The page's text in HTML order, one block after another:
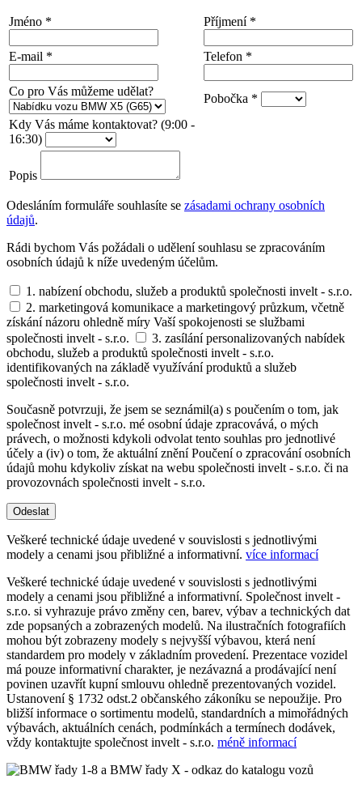
Jméno * Příjmení *
E-mail * Telefon *
Co pro Vás můžeme udělat?
Pobočka *
Kdy Vás máme kontaktovat? (9:00 -
16:30)
Popis
Odesláním formuláře souhlasíte se zásadami ochrany osobních
údajů.
Rádi bychom Vás požádali o udělení souhlasu se zpracováním
osobních údajů k níže uvedeným účelům.
1. nabízení obchodu, služeb a produktů společnosti invelt - s.r.o.
2. marketingová komunikace a marketingový průzkum, včetně
získání názoru ohledně míry Vaší spokojenosti se službami
společnosti invelt - s.r.o.
3. zasílání personalizovaných nabídek
obchodu, služeb a produktů společnosti invelt - s.r.o.
identifikovaných na základě využívání produktů a služeb
společnosti invelt - s.r.o.
Současně potvrzuji, že jsem se seznámil(a) s poučením o tom, jak
společnost invelt - s.r.o. mé osobní údaje zpracovává, o mých
právech, o možnosti kdykoli odvolat tento souhlas pro jednotlivé
účely a (iv) o tom, že aktuální znění Poučení o zpracování osobních
údajů mohu kdykoliv získat na webu společnosti invelt - s.r.o. či na
provozovnách společnosti invelt - s.r.o.
Odeslat
Veškeré technické údaje uvedené v souvislosti s jednotlivými
modely a cenami jsou přibližné a informativní. více informací
Veškeré technické údaje uvedené v souvislosti s jednotlivými
modely a cenami jsou přibližné a informativní. Společnost invelt -
s.r.o. si vyhrazuje právo změny cen, barev, výbav a technických dat
zde popsaných a zobrazených modelů. Na ilustračních fotografiích
mohou být zobrazeny modely s nejvyšší výbavou, která není
standardem pro modely v základním provedení. Prezentace vozidel
má pouze informativní charakter, je nezávazná a prodávající není
povinen uzavřít kupní smlouvu ohledně prezentovaných vozidel.
Ustanovení § 1732 odst.2 občanského zákoníku se nepoužije. Pro
bližší informace o sortimentu modelů, standardních a mimořádných
výbavách, aktuálních cenách, podmínkách a termínech dodávek,
vždy kontaktujte společnost invelt - s.r.o. méně informací